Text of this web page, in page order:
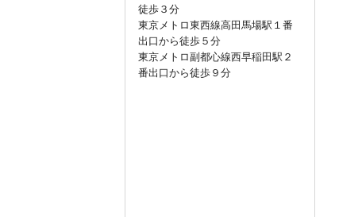
徒歩３分
東京メトロ東西線高田馬場駅１番
出口から徒歩５分
東京メトロ副都心線西早稲田駅２
番出口から徒歩９分